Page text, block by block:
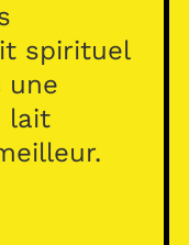
spirituel
une
lait